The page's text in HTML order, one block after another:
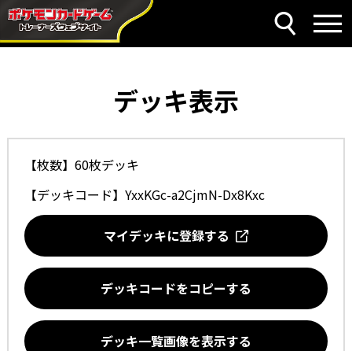
デッキ表示
【枚数】60枚デッキ
【デッキコード】 YxxKGc-a2CjmN-Dx8Kxc
マイデッキに登録する
デッキコードをコピーする
デッキ一覧画像を表示する